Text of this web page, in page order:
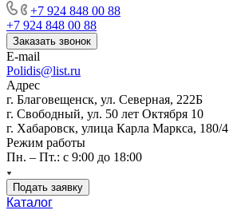
+7 924 848 00 88
+7 924 848 00 88
Заказать звонок
E-mail
Polidis@list.ru
Адрес
г. Благовещенск, ул. Северная, 222Б
г. Свободный, ул. 50 лет Октября 10
г. Хабаровск, улица Карла Маркса, 180/4
Режим работы
Пн. – Пт.: с 9:00 до 18:00
Подать заявку
Каталог